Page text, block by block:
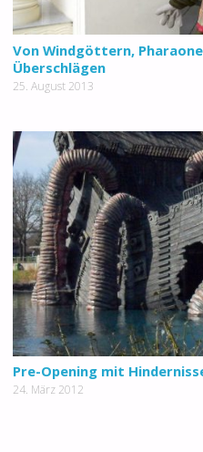
Von Windgöttern,
Überschlägen
25. August 2013
Pre-Opening mit
24. März 2012